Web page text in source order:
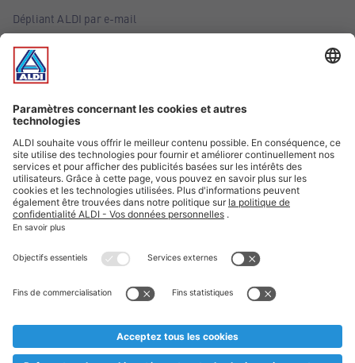
Dépliant ALDI par e-mail
Offres
Infos essentielles
Suivez ALDI Belgique
Textes marqués d'un astérisque et mentions légales
* Nous vendons ces articles temporairement et jusqu'à
au cas où, malgré le planning bien étudié, nous serions
prématurément en rupture de stock. Prix Recupel et TVA incl.
** Sur ce site, l’utilisation de la forme masculine a été adoptée